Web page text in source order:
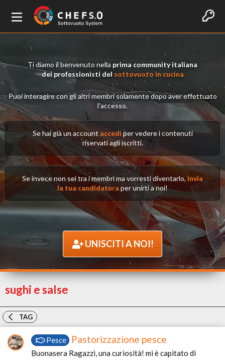
Ti diamo il benvenuto nella prima community italiana
dei professionisti del sottovuoto in cucina
Puoi interagire con gli altri membri solamente dopo aver effettuato
l'accesso.
Se hai già un account accedi per vedere i contenuti
riservati agli iscritti.
Se invece non sei tra i membri ma vorresti diventarlo, invia
la tua candidatura per unirti a noi!
UNISCITI A NOI!
sughi e salse
TAG
Pesce Pastorizzazione pesce
Buonasera Ragazzi, una curiosità! mi è capitato di